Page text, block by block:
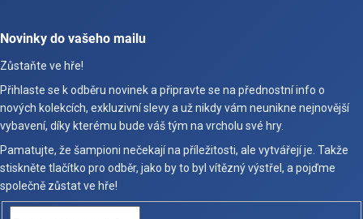
Novinky do vašeho mailu
Zůstaňte ve hře!
Přihlaste se k odběru novinek a připravte se na přednostní info o
nových kolekcích, exkluzivní slevy a už nikdy vám neunikne nejnovější
vybavení, díky kterému bude váš tým na vrcholu své hry.
Pamatujte, že šampioni nečekají na příležitosti, ale vytvářejí je. Takže
stiskněte tlačítko pro odběr, jako by to byl vítězný výstřel, a pojďme
společně zůstat ve hře!